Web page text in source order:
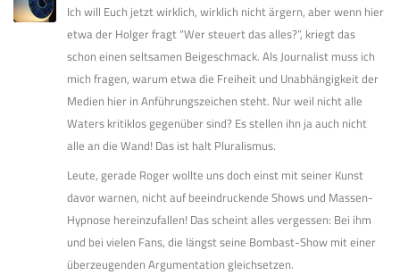
Ich will Euch jetzt wirklich, wirklich nicht ärgern, aber wenn hier
etwa der Holger fragt “Wer steuert das alles?”, kriegt das
schon einen seltsamen Beigeschmack. Als Journalist muss ich
mich fragen, warum etwa die Freiheit und Unabhängigkeit der
Medien hier in Anführungszeichen steht. Nur weil nicht alle
Waters kritiklos gegenüber sind? Es stellen ihn ja auch nicht
alle an die Wand! Das ist halt Pluralismus.
Leute, gerade Roger wollte uns doch einst mit seiner Kunst
davor warnen, nicht auf beeindruckende Shows und Massen-
Hypnose hereinzufallen! Das scheint alles vergessen: Bei ihm
und bei vielen Fans, die längst seine Bombast-Show mit einer
überzeugenden Argumentation gleichsetzen.